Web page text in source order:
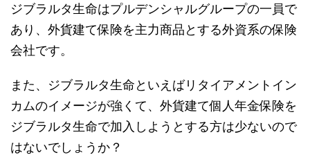
ジブラルタ生命はプルデンシャルグループの一員で
あり、外貨建て保険を主力商品とする外資系の保険
会社です。
また、ジブラルタ生命といえばリタイアメントイン
カムのイメージが強くて、外貨建て個人年金保険を
ジブラルタ生命で加入しようとする方は少ないので
はないでしょうか？